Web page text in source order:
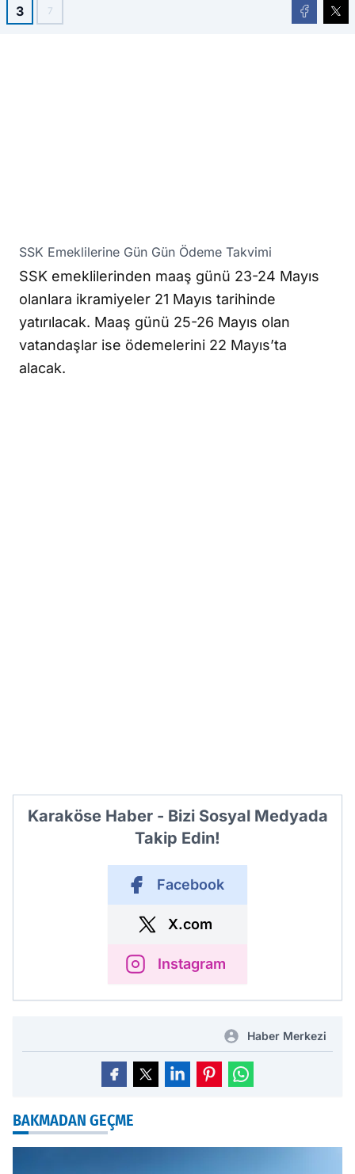
3 7
SSK Emeklilerine Gün Gün Ödeme Takvimi
SSK emeklilerinden maaş günü 23-24 Mayıs
olanlara ikramiyeler 21 Mayıs tarihinde
yatırılacak. Maaş günü 25-26 Mayıs olan
vatandaşlar ise ödemelerini 22 Mayıs’ta
alacak.
Karaköse Haber - Bizi Sosyal Medyada
Takip Edin!
Facebook
X.com
Instagram
Haber Merkezi
BAKMADAN GEÇME